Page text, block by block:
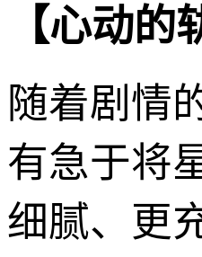
【心动
随着剧情
有急于将
细腻、更